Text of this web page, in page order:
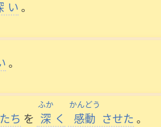
い。
。
たち を
ふか
深 く
かんどう
感動 させた。